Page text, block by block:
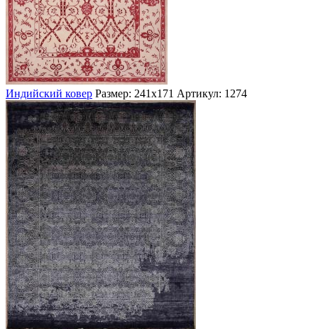
Индийский ковер Размер: 241х171 Артикул: 1274